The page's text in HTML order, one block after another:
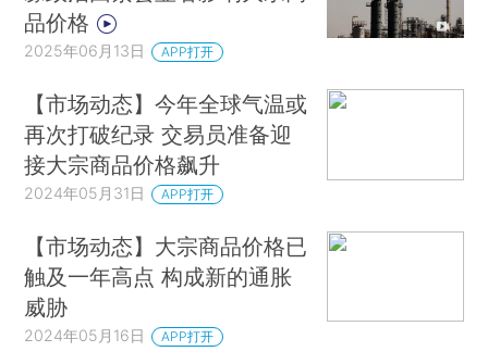
品价格
2025年06月13日 APP打开
【市场动态】今年全球气温或
再次打破纪录 交易员准备迎
接大宗商品价格飙升
2024年05月31日 APP打开
【市场动态】大宗商品价格已
触及一年高点 构成新的通胀
威胁
2024年05月16日 APP打开